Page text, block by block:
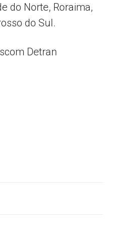
do Norte, Roraima,
do Sul.
Detran